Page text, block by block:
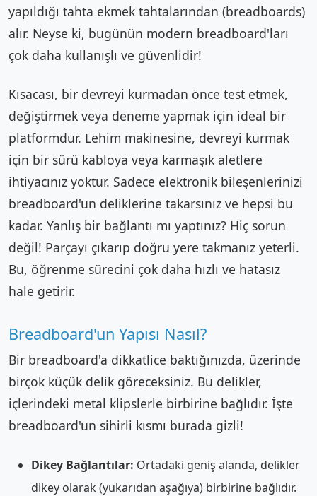
yapıldığı tahta ekmek tahtalarından (breadboards)
alır. Neyse ki, bugünün modern breadboard'ları
çok daha kullanışlı ve güvenlidir!
Kısacası, bir devreyi kurmadan önce test etmek,
değiştirmek veya deneme yapmak için ideal bir
platformdur. Lehim makinesine, devreyi kurmak
için bir sürü kabloya veya karmaşık aletlere
ihtiyacınız yoktur. Sadece elektronik bileşenlerinizi
breadboard'un deliklerine takarsınız ve hepsi bu
kadar. Yanlış bir bağlantı mı yaptınız? Hiç sorun
değil! Parçayı çıkarıp doğru yere takmanız yeterli.
Bu, öğrenme sürecini çok daha hızlı ve hatasız
hale getirir.
Breadboard'un Yapısı Nasıl?
Bir breadboard'a dikkatlice baktığınızda, üzerinde
birçok küçük delik göreceksiniz. Bu delikler,
içlerindeki metal klipslerle birbirine bağlıdır. İşte
breadboard'un sihirli kısmı burada gizli!
Dikey Bağlantılar: Ortadaki geniş alanda, delikler
dikey olarak (yukarıdan aşağıya) birbirine bağlıdır.